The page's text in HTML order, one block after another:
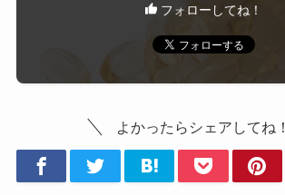
フォローしてね！
よかったらシェアしてね！